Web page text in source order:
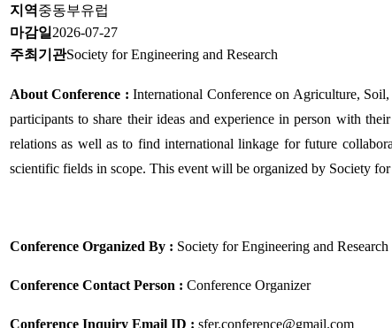
지역중동부유럽
마감일 2026-07-27
주최기관Society for Engineering and Research
About Conference :International Conference on Agriculture,
participants to share their ideas and experience in person with
relations as well as to find international linkage for future
scientific fields in scope. This event will be organized by Society
Conference Organized By : Society for Engineering and Research
Conference Contact Person : Conference Organizer
Conference Inquiry Email ID : sfer.conference@gmail.com